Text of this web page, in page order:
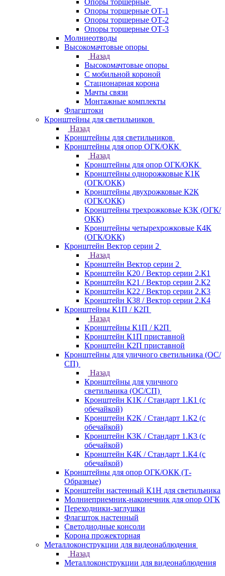
Опоры торшерные
Опоры торшерные ОТ-1
Опоры торшерные ОТ-2
Опоры торшерные ОТ-3
Молниеотводы
Высокомачтовые опоры
Назад
Высокомачтовые опоры
С мобильной короной
Стационарная корона
Мачты связи
Монтажные комплекты
Флагштоки
Кронштейны для светильников
Назад
Кронштейны для светильников
Кронштейны для опор ОГК/ОКК
Назад
Кронштейны для опор ОГК/ОКК
Кронштейны однорожковые К1К
(ОГК/ОКК)
Кронштейны двухрожковые К2К
(ОГК/ОКК)
Кронштейны трехрожковые К3К (ОГК/
ОКК)
Кронштейны четырехрожковые К4К
(ОГК/ОКК)
Кронштейн Вектор серии 2
Назад
Кронштейн Вектор серии 2
Кронштейн К20 / Вектор серии 2.К1
Кронштейн К21 / Вектор серии 2.К2
Кронштейн К22 / Вектор серии 2.К3
Кронштейн К38 / Вектор серии 2.К4
Кронштейны К1П / К2П
Назад
Кронштейны К1П / К2П
Кронштейн К1П приставной
Кронштейн К2П приставной
Кронштейны для уличного светильника (ОС/
СП)
Назад
Кронштейны для уличного
светильника (ОС/СП)
Кронштейн К1К / Стандарт 1.К1 (с
обечайкой)
Кронштейн К2К / Стандарт 1.К2 (с
обечайкой)
Кронштейн К3К / Стандарт 1.К3 (с
обечайкой)
Кронштейн К4К / Стандарт 1.К4 (с
обечайкой)
Кронштейны для опор ОГК/ОКК (Т-
Образные)
Кронштейн настенный К1Н для светильника
Молниеприемник-наконечник для опор ОГК
Переходники-заглушки
Флагшток настенный
Светодиодные консоли
Корона прожекторная
Металлоконструкции для видеонаблюдения
Назад
Металлоконструкции для видеонаблюдения